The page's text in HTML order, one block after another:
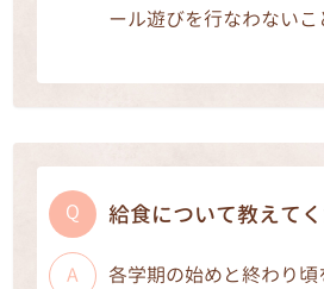
ール遊びを行なわないこ
給食について教えてく
各学期の始めと終わり